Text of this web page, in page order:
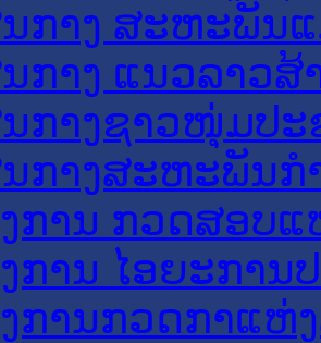
ກາງ ສະຫະພັນ
ກາງ ແນວລາວສ້
ກາງຊາວໜຸ່ມປະ
ກາງສະຫະພັນກ
ການ ກວດສອບແ
ການ ໄອຍະການ
ການກວດກາແຫ່